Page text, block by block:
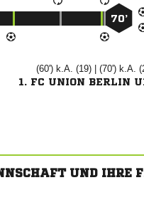
70’
(60') k.A. (19) | (70') k.A.
1. FC UNION BERLIN
UND IHRE